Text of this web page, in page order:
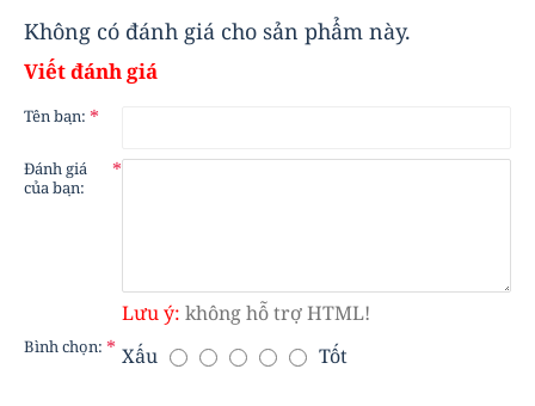
Không có đánh giá cho sản phẩm này.
Viết đánh giá
Tên bạn:
Đánh giá
của bạn:
Lưu ý: không hỗ trợ HTML!
Bình chọn: Xấu Tốt